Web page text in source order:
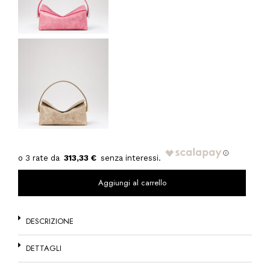
313,33 €
Aggiungi al carrello
DESCRIZIONE
DETTAGLI